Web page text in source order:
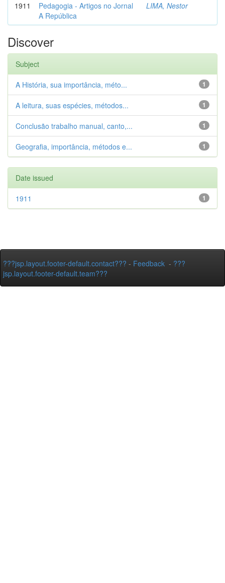
1911
Pedagogia - Artigos no Jornal
A República
LIMA, Nestor
Discover
Subject
1
A História, sua importância, méto...
1
A leitura, suas espécies, métodos...
1
Conclusão trabalho manual, canto,...
1
Geografia, importância, métodos e...
Date issued
1
1911
???jsp.layout.footer-default.contact??? - Feedback - ???
jsp.layout.footer-default.team???